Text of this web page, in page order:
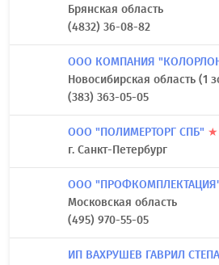
Брянская область
(4832) 36-08-82
ООО КОМПАНИЯ
Новосибирская область (1
(383) 363-05-05
ООО "ПОЛИМЕРТОРГ СПБ" ★
г. Санкт-Петербург
ООО
Московская область
(495) 970-55-05
ИП ВАХРУШЕВ ГАВРИЛ